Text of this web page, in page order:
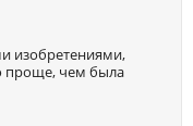
изобретениями,
проще, чем была